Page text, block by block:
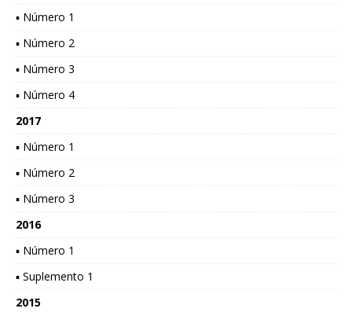
▪ Número 1
▪ Número 2
▪ Número 3
▪ Número 4
2017
▪ Número 1
▪ Número 2
▪ Número 3
2016
▪ Número 1
▪ Suplemento 1
2015